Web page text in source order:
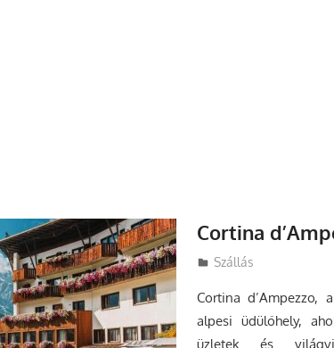
Cortina
Utazasok.org
Szállás
Cortina d’Ampezzo,
alpesi üdülőhely,
üzletek és